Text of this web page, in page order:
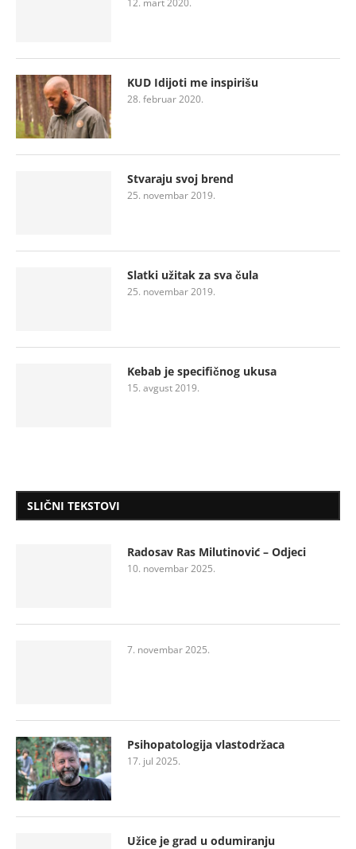
12. mart 2020.
KUD Idijoti me inspirišu
28. februar 2020.
Stvaraju svoj brend
25. novembar 2019.
Slatki užitak za sva čula
25. novembar 2019.
Kebab je specifičnog ukusa
15. avgust 2019.
SLIČNI TEKSTOVI
Radosav Ras Milutinović – Odjeci
10. novembar 2025.
7. novembar 2025.
Psihopatologija vlastodržaca
17. jul 2025.
Užice je grad u odumiranju